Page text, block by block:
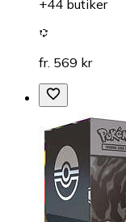
+44 butiker
fr. 569 kr